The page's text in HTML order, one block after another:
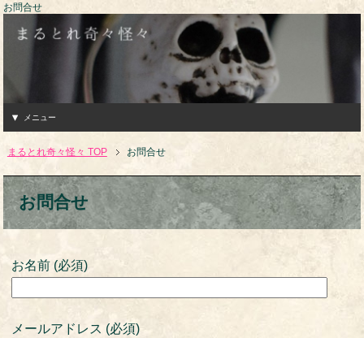
お問合せ
メニュー
まるとれ奇々怪々 TOP お問合せ
お問合せ
お名前 (必須)
メールアドレス (必須)